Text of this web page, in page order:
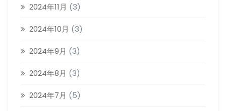
2024年11月 (3)
2024年10月 (3)
2024年9月 (3)
2024年8月 (3)
2024年7月 (5)